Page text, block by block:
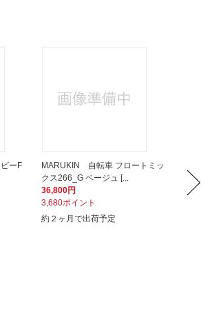
ーF
MARUKIN 自転車 フロートミッ
クス266_G ベージュ [...
36,800円
3,680ポイント
約２ヶ月で出荷予定
マッ
36,800